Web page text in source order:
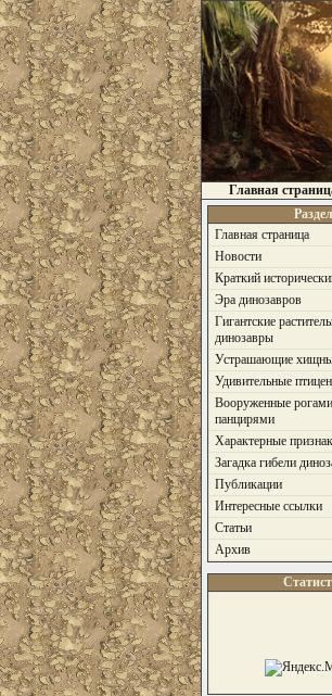
Главная
Главная страница
Новости
Краткий
Эра динозавров
Гигантские
динозавры
Устрашающие
Удивительные
Вооруженные
панцирями
Характерные
Загадка гибели
Публикации
Интересные ссылки
Статьи
Архив